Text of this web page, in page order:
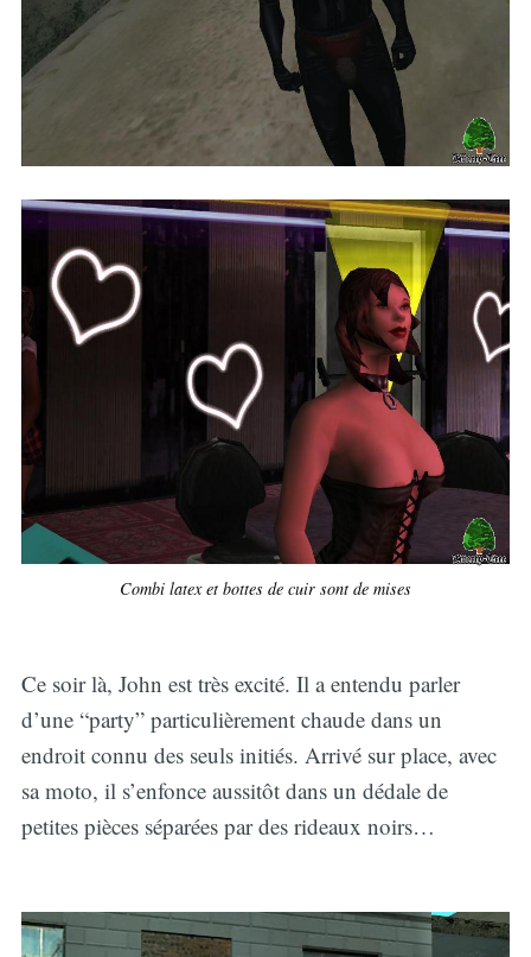
Combi latex et bottes de cuir sont de mises
Ce soir là, John est très excité. Il a entendu parler
d’une “party” particulièrement chaude dans un
endroit connu des seuls initiés. Arrivé sur place, avec
sa moto, il s’enfonce aussitôt dans un dédale de
petites pièces séparées par des rideaux noirs…